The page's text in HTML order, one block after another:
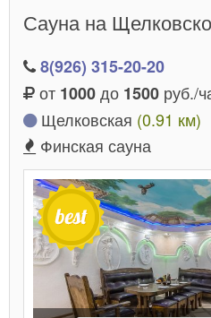
Сауна на
8(926) 315-20-20
от 1000до 1500 руб./
Щелковская (0.91 км)
Финская сауна